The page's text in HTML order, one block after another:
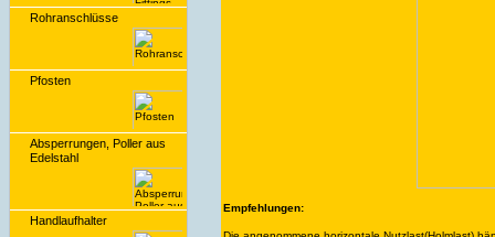
Rohranschlüsse
Pfosten
Absperrungen, Poller aus
Edelstahl
Handlaufhalter
Empfehlungen: